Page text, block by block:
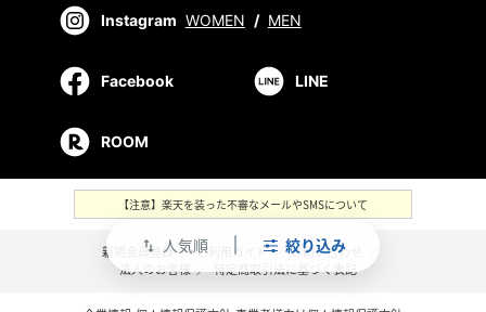
swap_vert 人気順 絞り込み
Instagram WOMEN / MEN
Facebook LINE
ROOM
【注意】楽天を装った不審なメールやSMSについて
新規会員登録 ／ ご利用ガイド ／ お問い合わせ
法人のお客様 ／ 特定商取引法に基づく表記